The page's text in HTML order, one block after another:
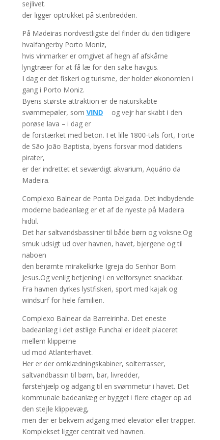
sejlivet.
der ligger optrukket på stenbredden.
På Madeiras nordvestligste del finder du den tidligere
hvalfangerby Porto Moniz,
hvis vinmarker er omgivet af hegn af afskårne
lyngtræer for at få læ for den salte havgus.
I dag er det fiskeri og turisme, der holder økonomien i
gang i Porto Moniz.
Byens største attraktion er de naturskabte
svømmepøler, som VIND
og vejr har skabt i den
porøse lava – i dag er
de forstærket med beton. I et lille 1800-tals fort, Forte
de São João Baptista, byens forsvar mod datidens
pirater,
er der indrettet et seværdigt akvarium, Aquário da
Madeira.
Complexo Balnear de Ponta Delgada. Det indbydende
moderne badeanlæg er et af de nyeste på Madeira
hidtil.
Det har saltvandsbassiner til både børn og voksne.Og
smuk udsigt ud over havnen, havet, bjergene og til
naboen
den berømte mirakelkirke Igreja do Senhor Bom
Jesus.Og venlig betjening i en velforsynet snackbar.
Fra havnen dyrkes lystfiskeri, sport med kajak og
windsurf for hele familien.
Complexo Balnear da Barreirinha. Det eneste
badeanlæg i det østlige Funchal er ideelt placeret
mellem klipperne
ud mod Atlanterhavet.
Her er der omklædningskabiner, solterrasser,
saltvandbassin til børn, bar, livredder,
førstehjælp og adgang til en svømmetur i havet. Det
kommunale badeanlæg er bygget i flere etager op ad
den stejle klippevæg,
men der er bekvem adgang med elevator eller trapper.
Komplekset ligger centralt ved havnen.